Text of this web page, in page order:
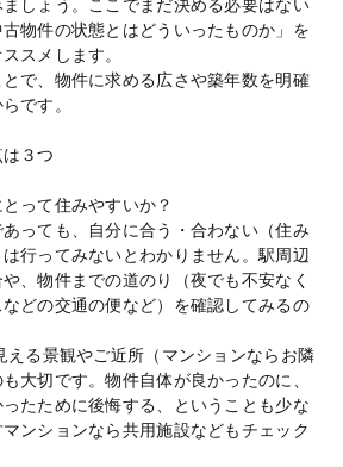
しょう。ここでまだ決める必要はない
物件の状態とはどういったものか」を
スメします。
で、物件に求める広さや築年数を明確
です。
３つ
って住みやすいか？
っても、自分に合う・合わない（住み
行ってみないとわかりません。駅周辺
、物件までの道のり（夜でも不安なく
どの交通の便など）を確認してみるの
える景観やご近所（マンションならお隣
大切です。物件自体が良かったのに、
たために後悔する、ということも少な
ンションなら共用施設などもチェック